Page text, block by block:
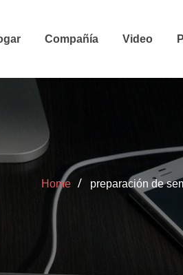
Compañía Video
Home preparación de